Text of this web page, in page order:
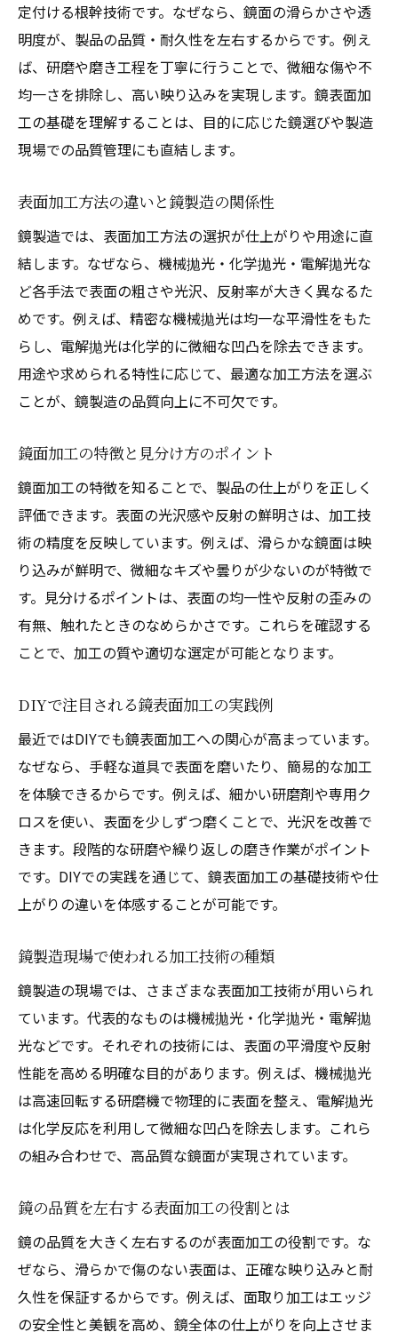
鏡製造で採用される最新仕上げ技術を紹介
DIY鏡加工で仕上げを美しくするポイント
プロが教える鏡表面仕上げの見分け方
鏡面加工と鏡面磨きの違いを理解する
鏡製造分野で注目される加工と磨きの違い
表面粗さの観点から見る加工の違い
DIYでも試せる鏡面磨きと鏡面加工の方法
鏡製造現場の加工プロセス比較ポイント
選び方に差が出る鏡面加工の知識とは
DIYでも挑戦できる鏡加工のポイント
DIY向け鏡製造に役立つ加工方法の基本
自宅で実践できる鏡表面加工のコツを解説
プロと同様に仕上げるための鏡加工ポイン
ト
鏡面加工DIY時の安全な作業手順を紹介
見分け方を活かしたDIY鏡製造の注意点
面取り加工が鏡の品質に与える影響
鏡製造で欠かせない面取り加工の重要性
面取り加工で変わる鏡表面の仕上がり
DIYでも取り入れたい面取り加工のコツ
鏡製造の現場で使われる面取り加工方法
鏡の見分け方としての面取り加工の役割
鏡表面の素材や反射性能の見分け方
鏡製造で使われる素材の特徴と選び方
鏡表面加工が反射性能に与える影響
DIY鏡製造で知っておくべき素材比較術
鏡面加工による反射率の違いを見極める
表面粗さと鏡素材の関係を解説
実用的な鏡の素材と性能の見分け方
仕上げごとの表面粗さを比較して学ぶ
鏡製造技術別に表面粗さを徹底比較
鏡面加工と仕上げで変わる表面の見え方
表面粗さの測定と選び方のポイント
DIYでも分かる鏡の表面粗さチェック方法
鏡製造現場で使われる粗さの基準を解説
仕上げごとの鏡表面加工を比較する方法
目的別に最適な鏡製造法を選ぶコツ
鏡表面加工の違いで選び方が変わる理由
鏡面加工技術のメリットとデメリット
定付ける根幹技術です。なぜなら、鏡面の滑らかさや透
明度が、製品の品質・耐久性を左右するからです。例え
ば、研磨や磨き工程を丁寧に行うことで、微細な傷や不
均一さを排除し、高い映り込みを実現します。鏡表面加
工の基礎を理解することは、目的に応じた鏡選びや製造
現場での品質管理にも直結します。
表面加工方法の違いと鏡製造の関係性
鏡製造では、表面加工方法の選択が仕上がりや用途に直
結します。なぜなら、機械拋光・化学拋光・電解拋光な
ど各手法で表面の粗さや光沢、反射率が大きく異なるた
めです。例えば、精密な機械拋光は均一な平滑性をもた
らし、電解拋光は化学的に微細な凹凸を除去できます。
用途や求められる特性に応じて、最適な加工方法を選ぶ
ことが、鏡製造の品質向上に不可欠です。
鏡面加工の特徴と見分け方のポイント
鏡面加工の特徴を知ることで、製品の仕上がりを正しく
評価できます。表面の光沢感や反射の鮮明さは、加工技
術の精度を反映しています。例えば、滑らかな鏡面は映
り込みが鮮明で、微細なキズや曇りが少ないのが特徴で
す。見分けるポイントは、表面の均一性や反射の歪みの
有無、触れたときのなめらかさです。これらを確認する
ことで、加工の質や適切な選定が可能となります。
DIYで注目される鏡表面加工の実践例
最近ではDIYでも鏡表面加工への関心が高まっています。
なぜなら、手軽な道具で表面を磨いたり、簡易的な加工
を体験できるからです。例えば、細かい研磨剤や専用ク
ロスを使い、表面を少しずつ磨くことで、光沢を改善で
きます。段階的な研磨や繰り返しの磨き作業がポイント
です。DIYでの実践を通じて、鏡表面加工の基礎技術や仕
上がりの違いを体感することが可能です。
鏡製造現場で使われる加工技術の種類
鏡製造の現場では、さまざまな表面加工技術が用いられ
ています。代表的なものは機械拋光・化学拋光・電解拋
光などです。それぞれの技術には、表面の平滑度や反射
性能を高める明確な目的があります。例えば、機械拋光
は高速回転する研磨機で物理的に表面を整え、電解拋光
は化学反応を利用して微細な凹凸を除去します。これら
の組み合わせで、高品質な鏡面が実現されています。
鏡の品質を左右する表面加工の役割とは
鏡の品質を大きく左右するのが表面加工の役割です。な
ぜなら、滑らかで傷のない表面は、正確な映り込みと耐
久性を保証するからです。例えば、面取り加工はエッジ
の安全性と美観を高め、鏡全体の仕上がりを向上させま